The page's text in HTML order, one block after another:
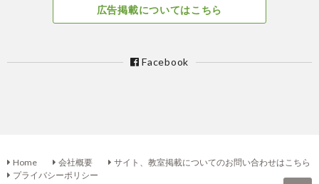
広告掲載についてはこちら
Facebook
Home 会社概要
サイト、教室掲載についてのお問い合わせはこちら
プライバシーポリシー